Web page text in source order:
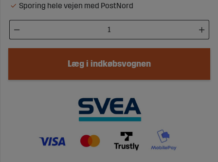
Sporing hele vejen med PostNord
Læg i indkøbsvognen